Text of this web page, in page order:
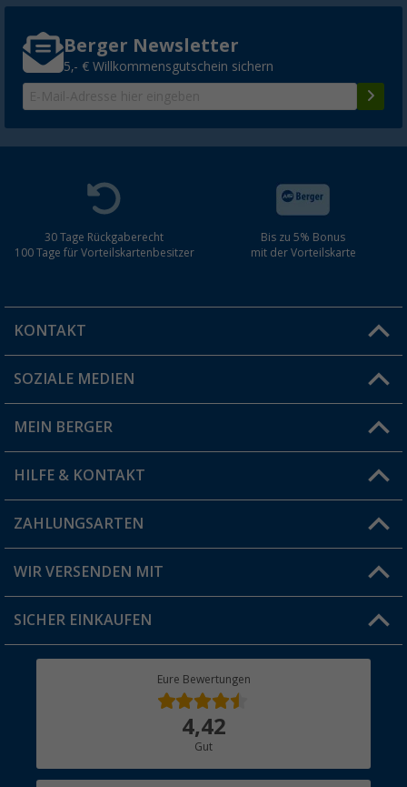
Berger Newsletter
5,- € Willkommensgutschein sichern
30 Tage Rückgaberecht
100 Tage für Vorteilskartenbesitzer
Bis zu 5% Bonus
mit der Vorteilskarte
KONTAKT
Du hast eine Frage?
Filiale finden
SOZIALE MEDIEN
MEIN BERGER
Vorteilskarte
Blog
Jobs & Karriere
HILFE & KONTAKT
FAQ & Kontakt
Versandinformationen
Rücksendung
ZAHLUNGSARTEN
WIR VERSENDEN MIT
SICHER EINKAUFEN
Eure Bewertungen
4,42
Gut